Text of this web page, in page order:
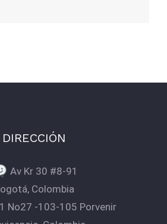
DIRECCIÓN
Av Kr 30 #8-91
Colombia
No27 -103-105 Porvenir